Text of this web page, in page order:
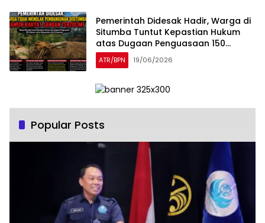
Pemerintah Didesak Hadir, Warga di
Situmba Tuntut Kepastian Hukum
atas Dugaan Penguasaan 150
Hektare Lahan Masyarakat
ATR/BPN 19/06/2026
Popular Posts